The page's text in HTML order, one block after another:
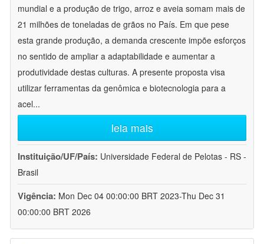
mundial e a produção de trigo, arroz e aveia somam mais de
21 milhões de toneladas de grãos no País. Em que pese
esta grande produção, a demanda crescente impõe esforços
no sentido de ampliar a adaptabilidade e aumentar a
produtividade destas culturas. A presente proposta visa
utilizar ferramentas da genômica e biotecnologia para a
acel...
leia mais
Instituição/UF/País: Universidade Federal de Pelotas - RS -
Brasil
Vigência: Mon Dec 04 00:00:00 BRT 2023-Thu Dec 31
00:00:00 BRT 2026